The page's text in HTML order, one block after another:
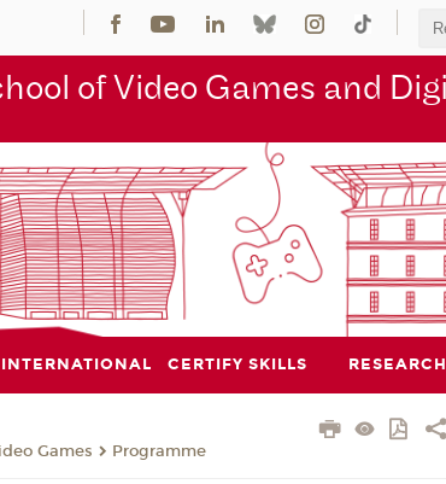
of Video Games and
INTERNATIONAL CERTIFY SKILLS RESEARCH
Games
Programme